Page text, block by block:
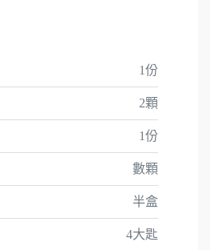
1份
2顆
1份
數顆
半盒
4大匙